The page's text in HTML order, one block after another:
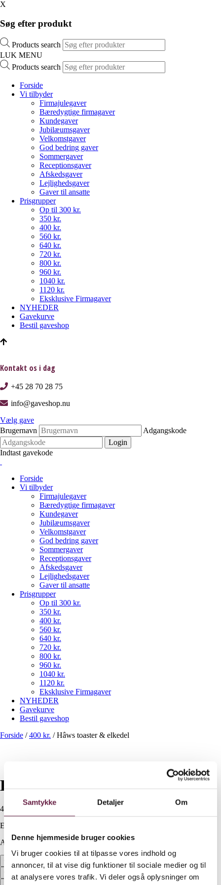
Samtykke Detaljer Om
Denne hjemmeside bruger cookies
Vi bruger cookies til at tilpasse vores indhold og
annoncer, til at vise dig funktioner til sociale medier og til
at analysere vores trafik. Vi deler også oplysninger om
X
Søg efter produkt
Products search
LUK MENU
Products search
Forside
Vi tilbyder
Firmajulegaver
Bæredygtige firmagaver
Kundegaver
Jubilæumsgaver
Velkomstgaver
God bedring gaver
Sommergaver
Receptionsgaver
Afskedsgaver
Lejlighedsgaver
Gaver til ansatte
Prisgrupper
Op til 300 kr.
350 kr.
400 kr.
560 kr.
640 kr.
720 kr.
800 kr.
960 kr.
1040 kr.
1120 kr.
Eksklusive Firmagaver
NYHEDER
Gavekurve
Bestil gaveshop
Kontakt os i dag
+45 28 70 28 75
info@gaveshop.nu
Vælg gave
Brugernavn
Adgangskode
Login
Indtast gavekode
Forside
Vi tilbyder
Firmajulegaver
Bæredygtige firmagaver
Kundegaver
Jubilæumsgaver
Velkomstgaver
God bedring gaver
Sommergaver
Receptionsgaver
Afskedsgaver
Lejlighedsgaver
Gaver til ansatte
Prisgrupper
Op til 300 kr.
350 kr.
400 kr.
560 kr.
640 kr.
720 kr.
800 kr.
960 kr.
1040 kr.
1120 kr.
Eksklusive Firmagaver
NYHEDER
Gavekurve
Bestil gaveshop
Forside /400 kr. /Hâws toaster & elkedel
Hâws toaster & elkedel
400,00
DKK
Ekskl. moms
Available on backorder
Hâws toaster & elkedel antal